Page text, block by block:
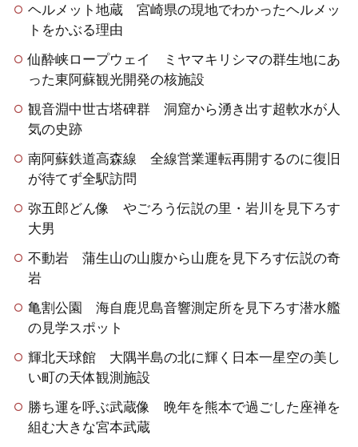
ヘルメット地蔵 宮崎県の現地でわかったヘルメッ
トをかぶる理由
仙酔峡ロープウェイ ミヤマキリシマの群生地にあ
った東阿蘇観光開発の核施設
観音淵中世古塔碑群 洞窟から湧き出す超軟水が人
気の史跡
南阿蘇鉄道高森線 全線営業運転再開するのに復旧
が待てず全駅訪問
弥五郎どん像 やごろう伝説の里・岩川を見下ろす
大男
不動岩 蒲生山の山腹から山鹿を見下ろす伝説の奇
岩
亀割公園 海自鹿児島音響測定所を見下ろす潜水艦
の見学スポット
輝北天球館 大隅半島の北に輝く日本一星空の美し
い町の天体観測施設
勝ち運を呼ぶ武蔵像 晩年を熊本で過ごした座禅を
組む大きな宮本武蔵